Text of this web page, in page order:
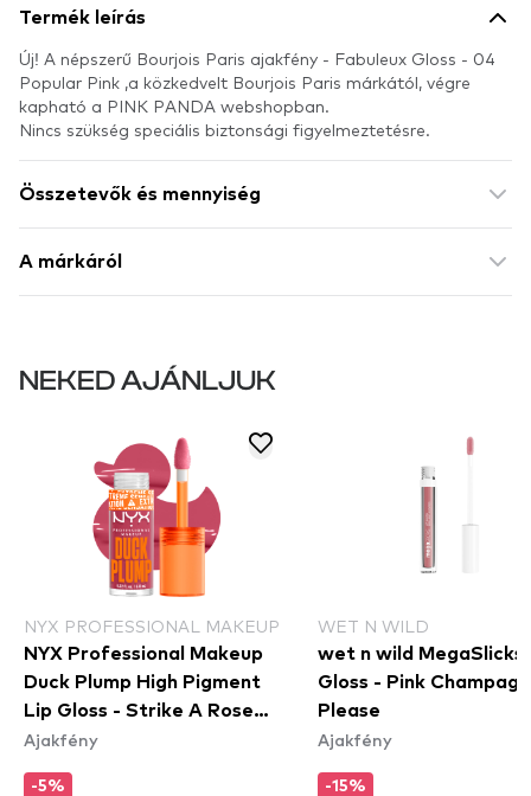
Termék leírás
Új! A népszerű Bourjois Paris ajakfény - Fabuleux Gloss - 04
Popular Pink ,a közkedvelt Bourjois Paris márkától, végre
kapható a PINK PANDA webshopban.
Nincs szükség speciális biztonsági figyelmeztetésre.
Összetevők és mennyiség
A márkáról
NEKED AJÁNLJUK
NYX PROFESSIONAL MAKEUP
NYX Professional Makeup
Duck Plump High Pigment
Lip Gloss - Strike A Rose
(DPLL09)
Ajakfény
-5%
WET N WILD
wet n wild MegaSlicks
Gloss - Pink
Please
Ajakfény
-15%